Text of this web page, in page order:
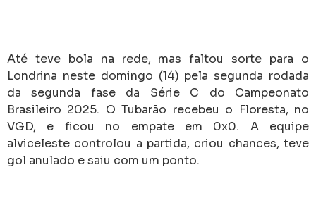
Até teve bola na rede, mas faltou sorte para o
Londrina neste domingo (14) pela segunda rodada
da segunda fase da Série C do Campeonato
Brasileiro 2025. O Tubarão recebeu o Floresta, no
VGD, e ficou no empate em 0x0. A equipe
alviceleste controlou a partida, criou chances, teve
gol anulado e saiu com um ponto.